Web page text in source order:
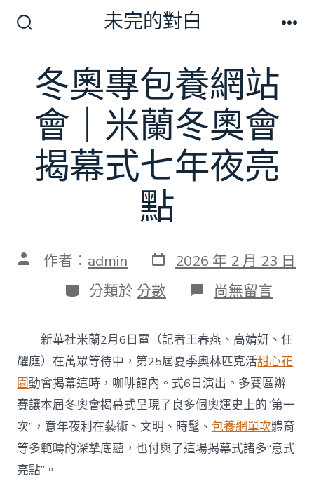
換
開
未完的對白
冬奧專包養網站
會｜米蘭冬奧會
揭幕式七年夜亮
點
文 作者： admin 發
表
日
期
2026 年 2 月 23 日
分
類
分類於 分數 在
〈冬
專
包
養
網
站
會
｜
米
蘭
冬
尚無留言
新華社米蘭2月6日電（記者王春燕、高婧妍、任
耀庭）在萬眾等待中，第25屆夏季奧林匹克活甜心花
園動會揭幕這時，咖啡館內。式6日演出。多賽區辦
賽讓本屆冬奧會揭幕式呈現了良多個奧運史上的“第一
次”，意年夜利在藝術、文明、時髦、包養網單次體育
等多範疇的深摯底蘊，也付與了這場揭幕式諸多“意式
亮點”。